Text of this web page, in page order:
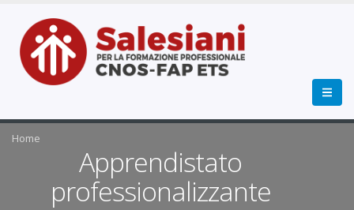
Home
Apprendistato
professionalizzante